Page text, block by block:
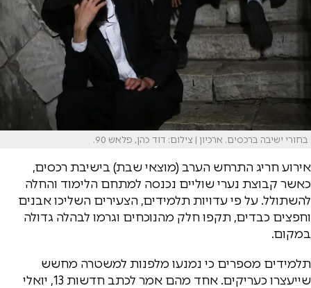
בחורי ישיבה ברכסים. ארכיון | צילום: דוד כהן, פלאש 90.
אירוע חריג התרחש הערב (מוצאי שבת) בישיבת רכסים,
כאשר קבוצת נערי שוליים נכנסה למתחם הלימוד והחלה
להשתולל. על פי עדויות תלמידים, הצעירים השליכו אבנים
וחפצים כבדים, תקפו חלק מהנוכחים וגרמו לבהלה גדולה
במקום.
תלמידים מספרים כי נמנעו מלפנות למשטרה מחשש
שייעצרו כעריקים. אחד מהם אמר לכתב חדשות 13, יואלי